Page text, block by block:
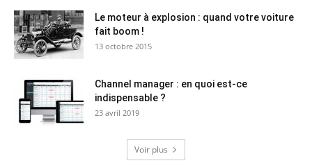
Le moteur à explosion : quand votre voiture
fait boom !
13 octobre 2015
Channel manager : en quoi est-ce
indispensable ?
23 avril 2019
Voir plus